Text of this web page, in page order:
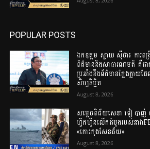
POPULAR POSTS
ឯកឧត្តម ស្វាយ ស៊ីថា៖ ការព
ព័ត៌មាននិងសាធារណមតិ គឺជាកត្
ប្រឆាំងនឹងព័ត៌មានក្លែងក្លាយ
សិប្បនិម្មិត
August 8, 2026
សម្តេចពិជ័យសេនា ទៀ បាញ់
ហ្វឹកហ្វឺនលើកដំបូងរបស់នាវា
«កោះកុងសែនជ័យ»
August 8, 2026